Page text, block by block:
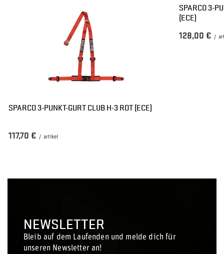
SPARCO 3-PUNKT-GURT CLUB H-3 ROT (ECE)
117,70 € / artikel
SPARCO 3-
(ECE)
128,00 € /
NEWSLETTER
Bleib auf dem Laufenden und melde dich für
unseren Newsletter an!